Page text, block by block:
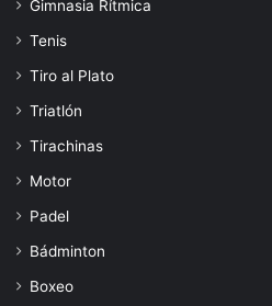
Gimnasia Rítmica
Tenis
Tiro al Plato
Triatlón
Tirachinas
Motor
Padel
Bádminton
Boxeo